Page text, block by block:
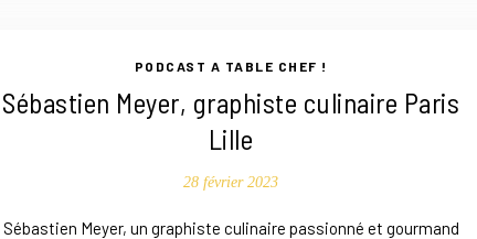
PODCAST A TABLE CHEF !
Sébastien Meyer, graphiste culinaire Paris
Lille
28 février 2023
Sébastien Meyer, un graphiste culinaire passionné et gourmand